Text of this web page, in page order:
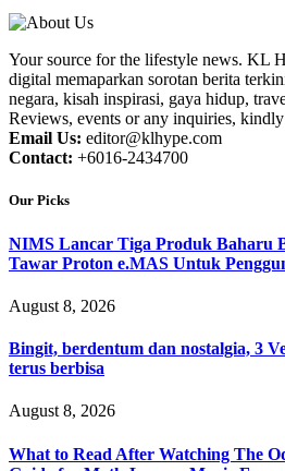
Your source for the lifestyle news. KL
digital memaparkan sorotan berita
negara, kisah inspirasi, gaya hidup,
Reviews, events or any inquiries,
Email Us: editor@klhype.com
Contact: +6016-2434700
Our Picks
NIMS Lancar Tiga Produk Baharu
Tawar Proton e.MAS Untuk
August 8, 2026
Bingit, berdentum dan nostalgia, 3
terus berbisa
August 8, 2026
What to Read After Watching The